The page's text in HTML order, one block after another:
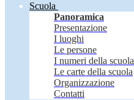
Scuola
Panoramica
Presentazione
I luoghi
Le persone
I numeri della scuola
Le carte della scuola
Organizzazione
Contatti